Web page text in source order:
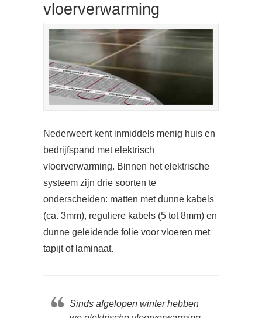
vloerverwarming
Nederweert kent inmiddels menig huis en
bedrijfspand met elektrisch
vloerverwarming. Binnen het elektrische
systeem zijn drie soorten te
onderscheiden: matten met dunne kabels
(ca. 3mm), reguliere kabels (5 tot 8mm) en
dunne geleidende folie voor vloeren met
tapijt of laminaat.
Sinds afgelopen winter hebben